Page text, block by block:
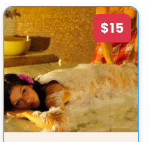
$15